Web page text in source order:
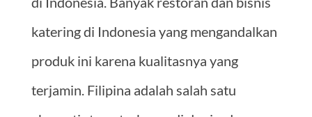
katering di Indonesia yang mengandalkan
produk ini karena kualitasnya yang
terjamin. Filipina adalah salah satu